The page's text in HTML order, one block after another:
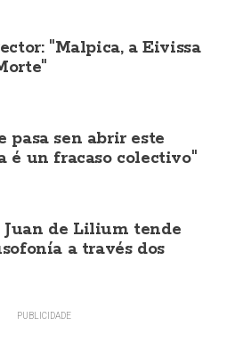
"Malpica, a Eivissa
pasa sen abrir este
é un fracaso colectivo"
Juan de Lilium tende
a través dos